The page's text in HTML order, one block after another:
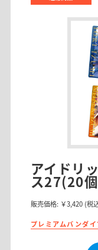
アイドリ
ス27(20
販売価格: ￥3,420 (税
プレミアムバンダ